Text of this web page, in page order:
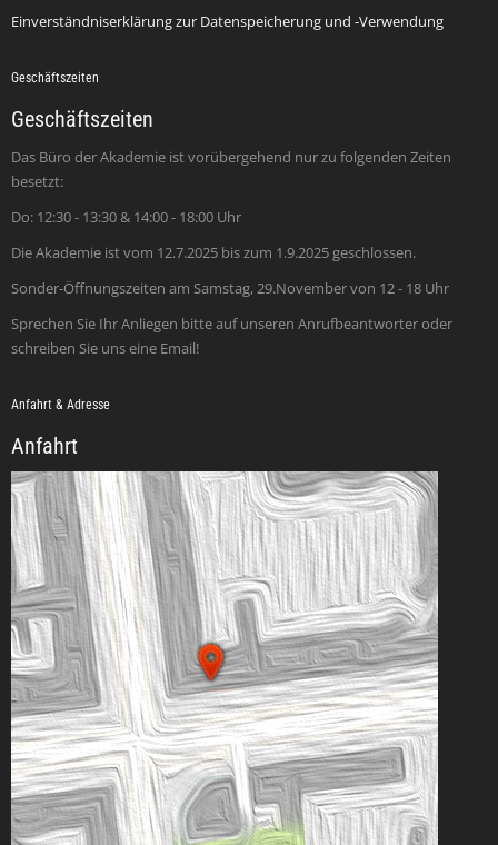
Einverständniserklärung zur Datenspeicherung und -Verwendung
Geschäftszeiten
Geschäftszeiten
Das Büro der Akademie ist vorübergehend nur zu folgenden Zeiten
besetzt:
Do: 12:30 - 13:30 & 14:00 - 18:00 Uhr
Die Akademie ist vom 12.7.2025 bis zum 1.9.2025 geschlossen.
Sonder-Öffnungszeiten am Samstag, 29.November von 12 - 18 Uhr
Sprechen Sie Ihr Anliegen bitte auf unseren Anrufbeantworter oder
schreiben Sie uns eine Email!
Anfahrt & Adresse
Anfahrt